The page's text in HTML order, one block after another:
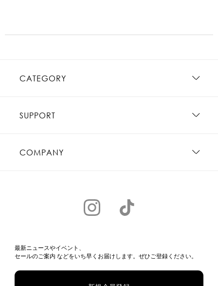
CATEGORY
SUPPORT
COMPANY
最新ニュースやイベント、
セールのご案内 などをいち早くお届けします。ぜひご登録ください。